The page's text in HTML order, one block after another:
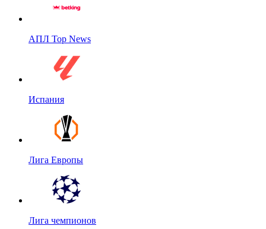
АПЛ Top News
Испания
Лига Европы
Лига чемпионов